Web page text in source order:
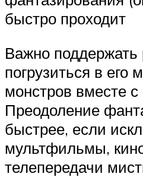
быстро проходит
Важно поддержать
погрузиться в его
монстров вместе
Преодоление
быстрее, если
мультфильмы,
телепередачи